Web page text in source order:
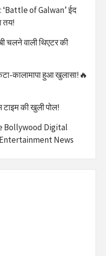
‘Battle of Galwan’ ईद
तय!
चलने वाली थिएटर की
कालामापा हुआ खुलासा!🔥
टाइम की खुली पोल!
Bollywood Digital
News